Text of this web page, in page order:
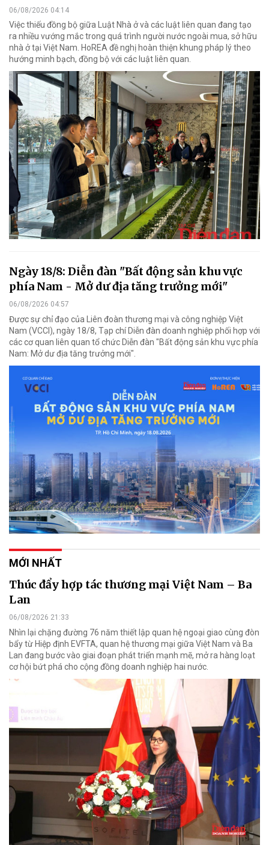
06/08/2026 04:14
Việc thiếu đồng bộ giữa Luật Nhà ở và các luật liên quan đang tạo
ra nhiều vướng mắc trong quá trình người nước ngoài mua, sở hữu
nhà ở tại Việt Nam. HoREA đề nghị hoàn thiện khung pháp lý theo
hướng minh bạch, đồng bộ với các luật liên quan.
Ngày 18/8: Diễn đàn "Bất động sản khu vực
phía Nam - Mở dư địa tăng trưởng mới"
06/08/2026 04:57
Được sự chỉ đạo của Liên đoàn thương mại và công nghiệp Việt
Nam (VCCI), ngày 18/8, Tạp chí Diễn đàn doanh nghiệp phối hợp với
các cơ quan liên quan tổ chức Diễn đàn "Bất động sản khu vực phía
Nam: Mở dư địa tăng trưởng mới".
MỚI NHẤT
Thúc đẩy hợp tác thương mại Việt Nam – Ba
Lan
06/08/2026 21:33
Nhìn lại chặng đường 76 năm thiết lập quan hệ ngoại giao cùng đòn
bẩy từ Hiệp định EVFTA, quan hệ thương mại giữa Việt Nam và Ba
Lan đang bước vào giai đoạn phát triển mạnh mẽ, mở ra hàng loạt
cơ hội bứt phá cho cộng đồng doanh nghiệp hai nước.